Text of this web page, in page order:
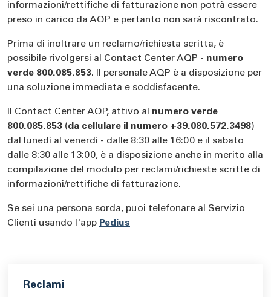
informazioni/rettifiche di fatturazione non potrà essere
preso in carico da AQP e pertanto non sarà riscontrato.
Prima di inoltrare un reclamo/richiesta scritta, è
possibile rivolgersi al Contact Center AQP - numero
verde 800.085.853. Il personale AQP è a disposizione per
una soluzione immediata e soddisfacente.
Il Contact Center AQP, attivo al numero verde
800.085.853 (da cellulare il numero +39.080.572.3498)
dal lunedì al venerdì - dalle 8:30 alle 16:00 e il sabato
dalle 8:30 alle 13:00, è a disposizione anche in merito alla
compilazione del modulo per reclami/richieste scritte di
informazioni/rettifiche di fatturazione.
Se sei una persona sorda, puoi telefonare al Servizio
Clienti usando l'app Pedius
Reclami